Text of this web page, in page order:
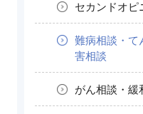
セカンドオピ
難病相談・ て
害相談
がん相談・緩